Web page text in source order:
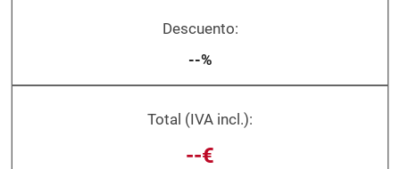
Descuento:
--%
Total (IVA incl.):
--€